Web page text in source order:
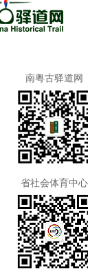
南粤古驿道网
省社会体育中心